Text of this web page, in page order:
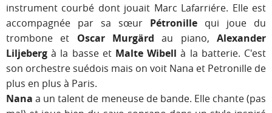
instrument courbé dont jouait Marc Lafarriére. Elle est
accompagnée par sa sœur Pétronille qui joue du
trombone et Oscar Murgärdau piano,Alexander
Liljeberg à la basse et Malte Wibellà la batterie. C'est
son orchestre suédois mais on voit Nana et Petronille de
plus en plus à Paris.
Nanaa un talent de meneuse de bande. Elle chante (pas